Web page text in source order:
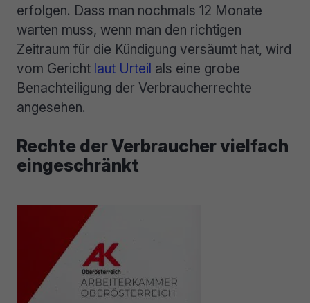
erfolgen. Dass man nochmals 12 Monate
warten muss, wenn man den richtigen
Zeitraum für die Kündigung versäumt hat, wird
vom Gericht laut Urteil als eine grobe
Benachteiligung der Verbraucherrechte
angesehen.
Rechte der Verbraucher vielfach
eingeschränkt